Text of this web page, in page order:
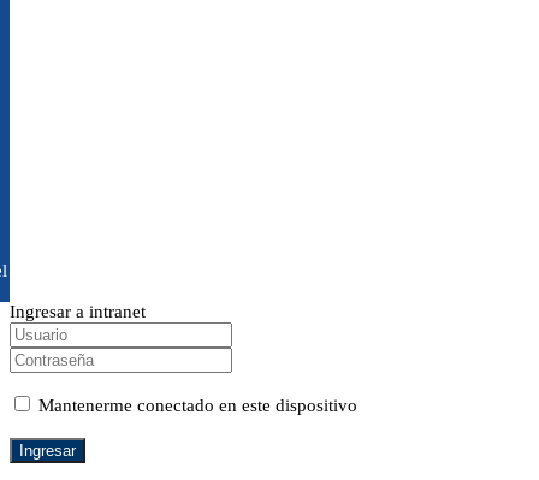
Ingresar a intranet
Mantenerme conectado en este dispositivo